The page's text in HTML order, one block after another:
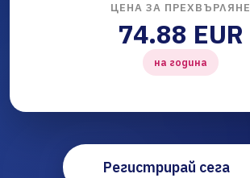
ЦЕНА ЗА ПРЕХВЪРЛЯНЕ
74.88 EUR
на година
Регистрирай сега